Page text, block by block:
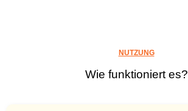
NUTZUNG
Wie funktioniert es?